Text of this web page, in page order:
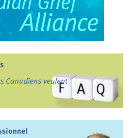
Canadiens veulent